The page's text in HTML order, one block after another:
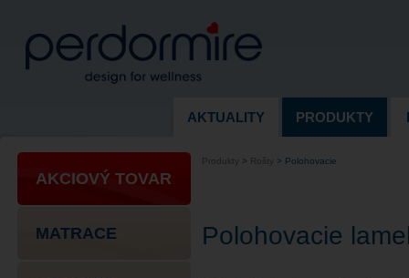
AKTUALITY PRODUKTY
AKCIOVÝ TOVAR
MATRACE
Produkty > Rošty > Polohovacie
Polohovacie